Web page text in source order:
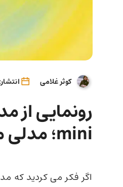
کوثر غلامی انتشار:
mini؛ مدلی مرموز و متفکر
اگر فکر می کردید که